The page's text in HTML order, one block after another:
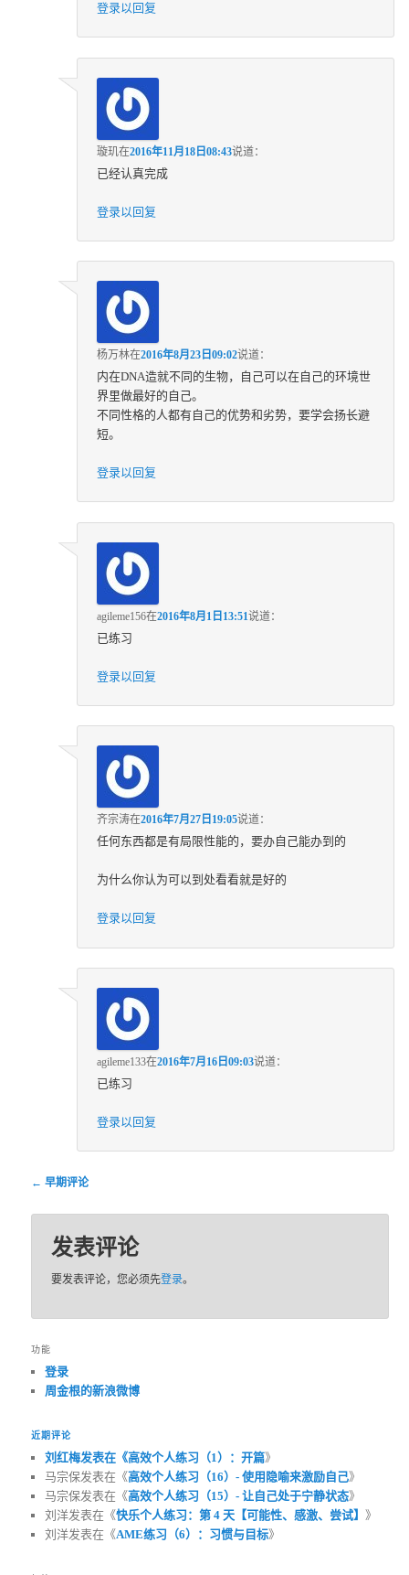
登录以回复
璇玑在2016年11月18日08:43说道：
已经认真完成
登录以回复
杨万林在2016年8月23日09:02说道：
内在DNA造就不同的生物，自己可以在自己的环境世
界里做最好的自己。
不同性格的人都有自己的优势和劣势，要学会扬长避
短。
登录以回复
agileme156在2016年8月1日13:51说道：
已练习
登录以回复
齐宗涛在2016年7月27日19:05说道：
任何东西都是有局限性能的，要办自己能办到的
为什么你认为可以到处看看就是好的
登录以回复
agileme133在2016年7月16日09:03说道：
已练习
登录以回复
评论导航
← 早期评论
发表评论
要发表评论，您必须先登录。
功能
登录
周金根的新浪微博
近期评论
刘红梅发表在《高效个人练习（1）：开篇》
马宗保发表在《高效个人练习（16）- 使用隐喻来激励自己》
马宗保发表在《高效个人练习（15）- 让自己处于宁静状态》
刘洋发表在《快乐个人练习：第 4 天【可能性、感激、尝试】 》
刘洋发表在《AME练习（6）：习惯与目标》